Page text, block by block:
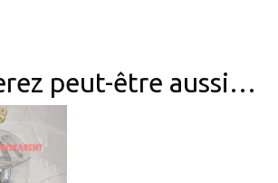
peut-être aussi…